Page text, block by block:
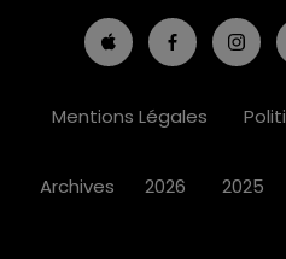
Mentions Légales
Archives 2026 2025